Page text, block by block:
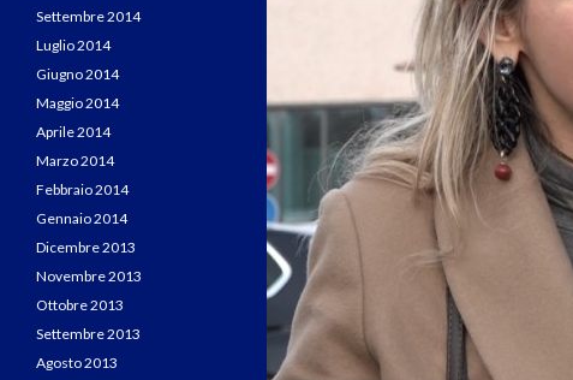
Settembre 2014
Luglio 2014
Giugno 2014
Maggio 2014
Aprile 2014
Marzo 2014
Febbraio 2014
Gennaio 2014
Dicembre 2013
Novembre 2013
Ottobre 2013
Settembre 2013
Agosto 2013